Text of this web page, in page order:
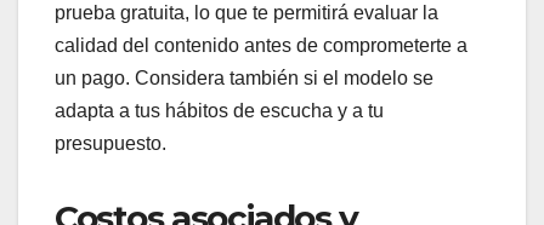
prueba gratuita, lo que te permitirá evaluar la
calidad del contenido antes de comprometerte a
un pago. Considera también si el modelo se
adapta a tus hábitos de escucha y a tu
presupuesto.